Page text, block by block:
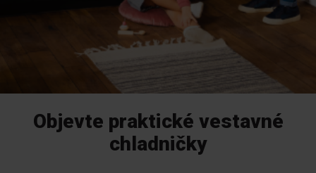
Objevte praktické vestavné
chladničky